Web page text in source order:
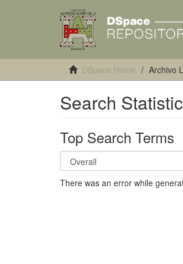
DSpace Home Archivo
Search
Top Search Terms
There was an error while